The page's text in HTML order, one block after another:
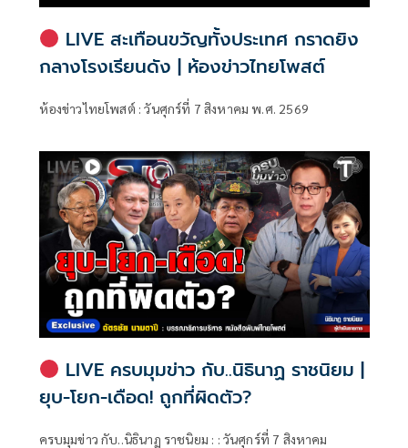
LIVE สะเทือนขวัญทั้งประเทศ กราดยิง
กลางโรงเรียนดัง | ห้องข่าวไทยโพสต์
ห้องข่าวไทยโพสต์ : วันศุกร์ที่ 7 สิงหาคม พ.ศ. 2569
LIVE ครบมุมข่าว กับ..นิธินาฏ ราชนิยม |
ยุบ-โยก-เดือด! ถูกที่ผิดตัว?
ครบมุมข่าว กับ..นิธินาฏ ราชนิยม : : วันศุกร์ที่ 7 สิงหาคม